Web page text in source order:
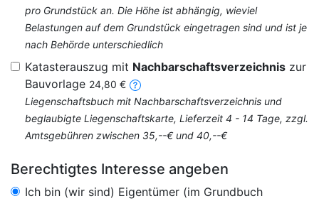
pro Grundstück an. Die Höhe ist abhängig, wieviel
Belastungen auf dem Grundstück eingetragen sind und ist je
nach Behörde unterschiedlich
Katasterauszug mit Nachbarschaftsverzeichnis zur
Bauvorlage 24,80 €
Liegenschaftsbuch mit Nachbarschaftsverzeichnis und
beglaubigte Liegenschaftskarte, Lieferzeit 4 - 14 Tage, zzgl.
Amtsgebühren zwischen 35,--€ und 40,--€
Berechtigtes Interesse angeben
Ich bin (wir sind) Eigentümer (im Grundbuch